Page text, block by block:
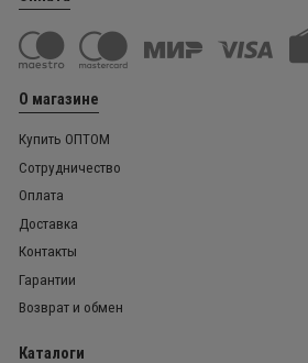
О магазине
Купить ОПТОМ
Сотрудничество
Оплата
Доставка
Контакты
Гарантии
Возврат и обмен
Каталоги